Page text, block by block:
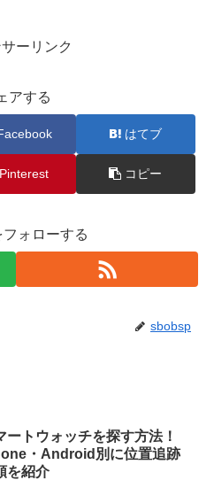
ーリンク
アする
はてブ
Pinterest コピー
ォローする
sbobsp
ートウォッチを探す方法！
・Android別に位置追跡
を紹介